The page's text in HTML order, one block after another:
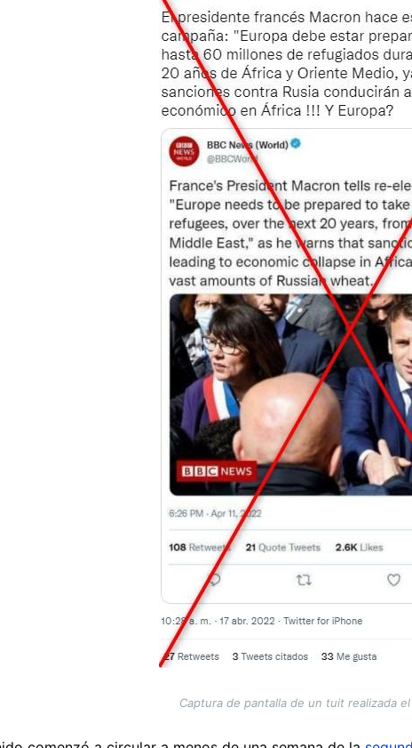
Captura de pantalla de un tuit realizada